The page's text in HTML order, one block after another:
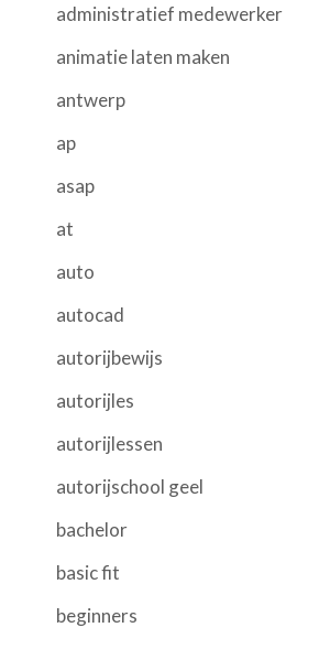
administratief medewerker
animatie laten maken
antwerp
ap
asap
at
auto
autocad
autorijbewijs
autorijles
autorijlessen
autorijschool geel
bachelor
basic fit
beginners